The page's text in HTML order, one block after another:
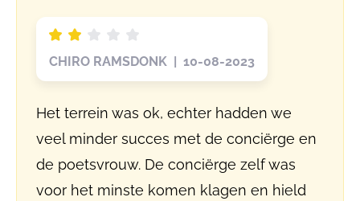
CHIRO RAMSDONK | 10-08-2023
Het terrein was ok, echter hadden we
veel minder succes met de conciërge en
de poetsvrouw. De conciërge zelf was
voor het minste komen klagen en hield